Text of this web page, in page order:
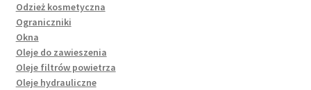
Odzież kosmetyczna
Ograniczniki
Okna
Oleje do zawieszenia
Oleje filtrów powietrza
Oleje hydrauliczne